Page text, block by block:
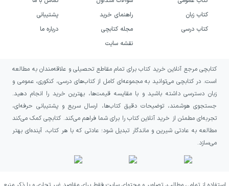
کتاب زبان
کتاب درسی
راهنمای خرید
مجله کتابچی
نقشه سایت
پشتیبانی
درباره ما
کتابچی مرجع آنلاین خرید کتاب برای تمام مقاطع تحصیلی و علاقه‌مندان به مطالعه
است. در کتابچی می‌توانید به مجموعه‌ای کامل از کتاب‌های درسی، کنکوری، عمومی و
زبان دسترسی داشته باشید و با مقایسه قیمت‌ها، بهترین خرید را انجام دهید.
جستجوی هوشمند، توضیحات دقیق کتاب‌ها، ارسال سریع و پشتیبانی حرفه‌ای،
تجربه‌ای مطمئن از خرید آنلاین کتاب را برای شما فراهم می‌کند. کتابچی کمک می‌کند
مطالعه به عادتی شیرین و ماندگار تبدیل شود؛ عادتی که با هر کتاب، آینده‌ای بهتر
می‌سازد.